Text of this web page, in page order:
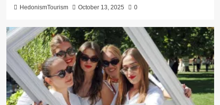
HedonismTourism October 13, 2025 0